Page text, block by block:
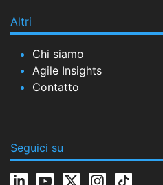
Altri
Chi siamo
Agile Insights
Contatto
Seguici su